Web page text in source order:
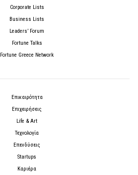
Corporate Lists
Business Lists
Leaders’ Forum
Fortune Talks
Fortune Greece Network
Επικαιρότητα
Επιχειρήσεις
Life & Art
Τεχνολογία
Επενδύσεις
Startups
Καριέρα